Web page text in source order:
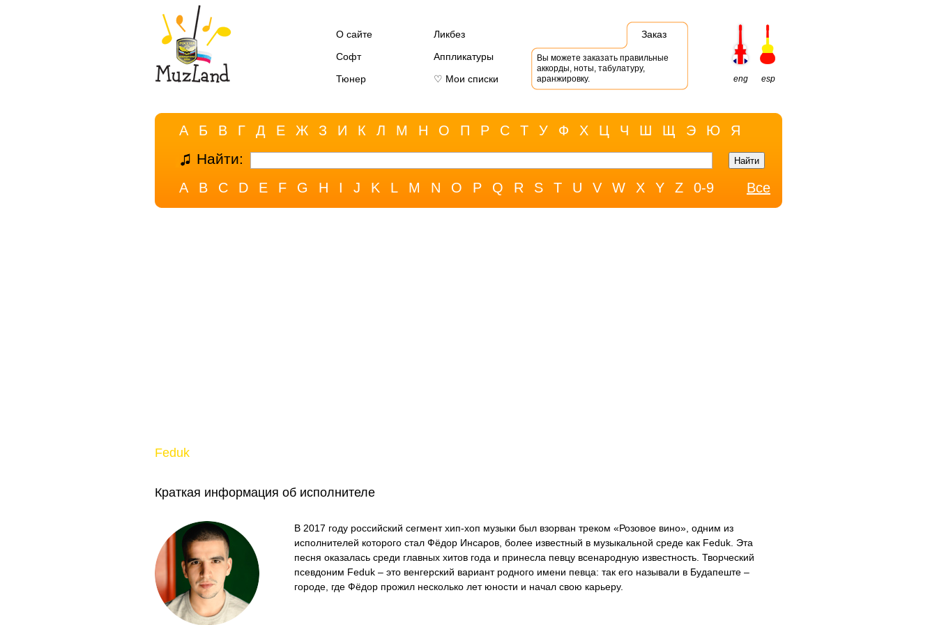
О сайте
Ликбез
Софт
Аппликатуры
Тюнер
♡ Мои списки
Заказ
Вы можете заказать правильные
аккорды, ноты, табулатуру,
аранжировку.
eng esp
А Б В Г Д Е Ж З И К Л М Н О П Р С Т У Ф Х Ц Ч Ш Щ Э Ю Я
Найти:
A B C D E F G H I J K L M N O P Q R S T U V W X Y Z 0-9 Все
Feduk
Краткая информация об исполнителе
В 2017 году российский сегмент хип-хоп музыки был взорван треком «Розовое вино», одним из
исполнителей которого стал Фёдор Инсаров, более известный в музыкальной среде как Feduk. Эта
песня оказалась среди главных хитов года и принесла певцу всенародную известность. Творческий
псевдоним Feduk – это венгерский вариант родного имени певца: так его называли в Будапеште –
городе, где Фёдор прожил несколько лет юности и начал свою карьеру.